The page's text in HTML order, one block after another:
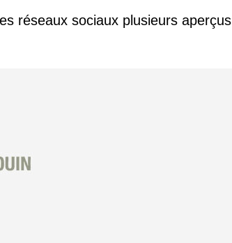
réseaux sociaux plusieurs aperçus